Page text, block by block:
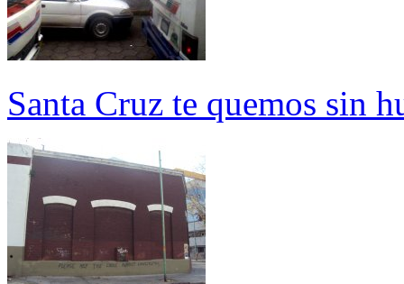
Santa Cruz te quemos sin